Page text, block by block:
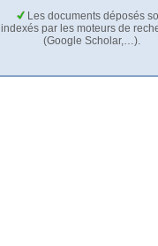
Les documents déposés
indexés par les moteurs de
(Google Scholar,…).